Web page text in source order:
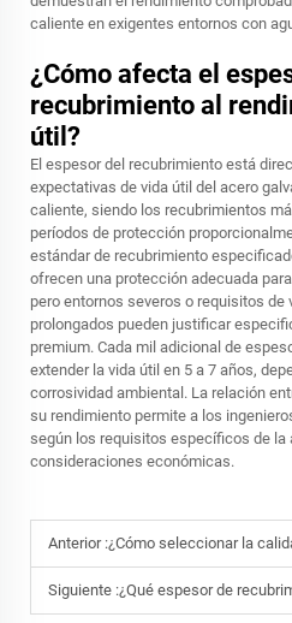
caliente en exigentes entornos con
¿Cómo afecta el
recubrimiento al
útil?
El espesor del recubrimiento está
expectativas de vida útil del acero
caliente, siendo los recubrimientos
períodos de protección
estándar de recubrimiento
ofrecen una protección adecuada
pero entornos severos o requisitos de
prolongados pueden justificar
premium. Cada mil adicional de
extender la vida útil en 5 a 7 años,
corrosividad ambiental. La relación
su rendimiento permite a los
según los requisitos específicos de la
consideraciones económicas.
Anterior :¿Cómo seleccionar la calidad y el
Siguiente :¿Qué espesor de recubrimiento de cinc en el galvanizado en